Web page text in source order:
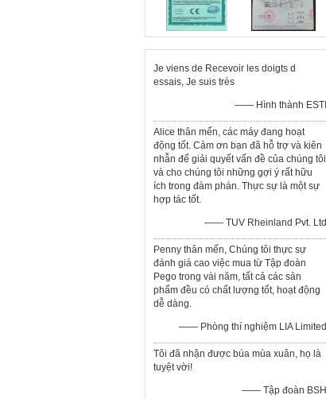
Je viens de Recevoir les doigts d
essais, Je suis très
—— Hình thành ESTI
Alice thân mến, các máy đang hoạt
động tốt. Cảm ơn bạn đã hỗ trợ và kiên
nhẫn để giải quyết vấn đề của chúng tôi
và cho chúng tôi những gợi ý rất hữu
ích trong đàm phán. Thực sự là một sự
hợp tác tốt.
—— TUV Rheinland Pvt. Ltd
Penny thân mến, Chúng tôi thực sự
đánh giá cao việc mua từ Tập đoàn
Pego trong vài năm, tất cả các sản
phẩm đều có chất lượng tốt, hoạt động
dễ dàng.
—— Phòng thí nghiệm LIA Limited
Tôi đã nhận được búa mùa xuân, họ là
tuyệt vời!
—— Tập đoàn BSH